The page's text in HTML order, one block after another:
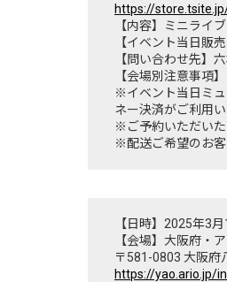
https://
【内容】ミニライ
【イベント当日販
【問い合わせ先】
【会場別注意事項】
※イベント当日ミ
ネー決済がご利用い
※ご予約いただいた
※配送ご希望のお客
【日時】2025年3
【会場】大阪府・
〒581-0803 大阪府
https://yao.ario.jp/